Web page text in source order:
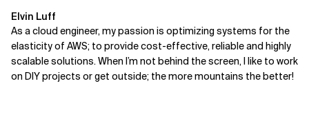
Elvin Luff
As a cloud engineer, my passion is optimizing systems for the
elasticity of AWS; to provide cost-effective, reliable and highly
scalable solutions. When I’m not behind the screen, I like to work
on DIY projects or get outside; the more mountains the better!